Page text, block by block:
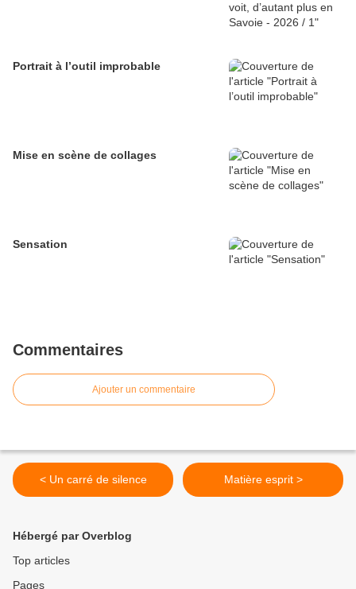
Portrait à l’outil improbable
Mise en scène de collages
Sensation
Commentaires
Ajouter un commentaire
< Un carré de silence Matière esprit >
Hébergé par Overblog
Top articles
Pages